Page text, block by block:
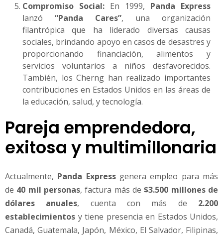
Compromiso Social: En 1999, Panda Express
lanzó “Panda Cares”, una organización
filantrópica que ha liderado diversas causas
sociales, brindando apoyo en casos de desastres y
proporcionando financiación, alimentos y
servicios voluntarios a niños desfavorecidos.
También, los Cherng han realizado importantes
contribuciones en Estados Unidos en las áreas de
la educación, salud, y tecnología.
Pareja emprendedora,
exitosa y multimillonaria
Actualmente, Panda Expressgenera empleo para más
de 40 mil personas, factura más de$3.500 millones de
dólares anuales, cuenta con más de 2.200
establecimientos y tiene presencia en Estados Unidos,
Canadá, Guatemala, Japón, México, El Salvador, Filipinas,